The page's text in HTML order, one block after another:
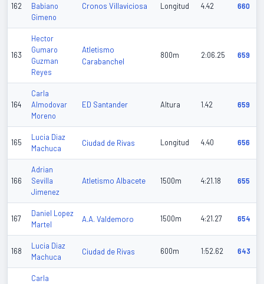
162
Babiano
Gimeno
Cronos Villaviciosa Longitud 4.42 660
163
Hector
Gumaro
Guzman
Reyes
Atletismo
Carabanchel
800m 2:06.25 659
164
Carla
Almodovar
Moreno
ED Santander Altura 1.42 659
165
Lucia Diaz
Machuca
Ciudad de Rivas Longitud 4.40 656
166
Adrian
Sevilla
Jimenez
Atletismo Albacete 1500m 4:21.18 655
167
Daniel Lopez
Martel
A.A. Valdemoro 1500m 4:21.27 654
168
Lucia Diaz
Machuca
Ciudad de Rivas 600m 1:52.62 643
Carla